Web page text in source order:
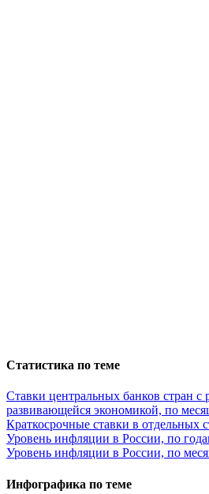
Статистика по теме
Ставки центральных банков стран с
развивающейся экономикой, по
Краткосрочные ставки в отдельных
Уровень инфляции в России, по
Уровень инфляции в России, по
Инфографика по теме